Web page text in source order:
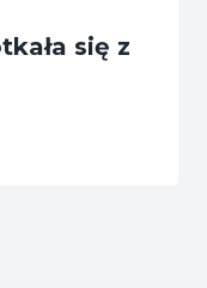
się z